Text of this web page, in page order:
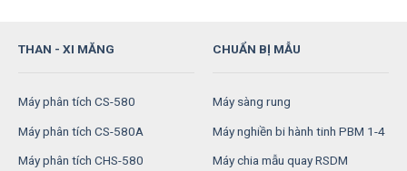
THAN - XI MĂNG
Máy phân tích CS-580
Máy phân tích CS-580A
Máy phân tích CHS-580
CHUẨN BỊ MẪU
Máy sàng rung
Máy nghiền bi hành tinh PBM 1-4
Máy chia mẫu quay RSDM